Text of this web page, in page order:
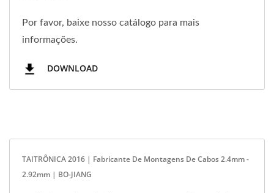
Por favor, baixe nosso catálogo para mais
informações.
DOWNLOAD
TAITRÔNICA 2016 | Fabricante De Montagens De Cabos 2.4mm -
2.92mm | BO-JIANG